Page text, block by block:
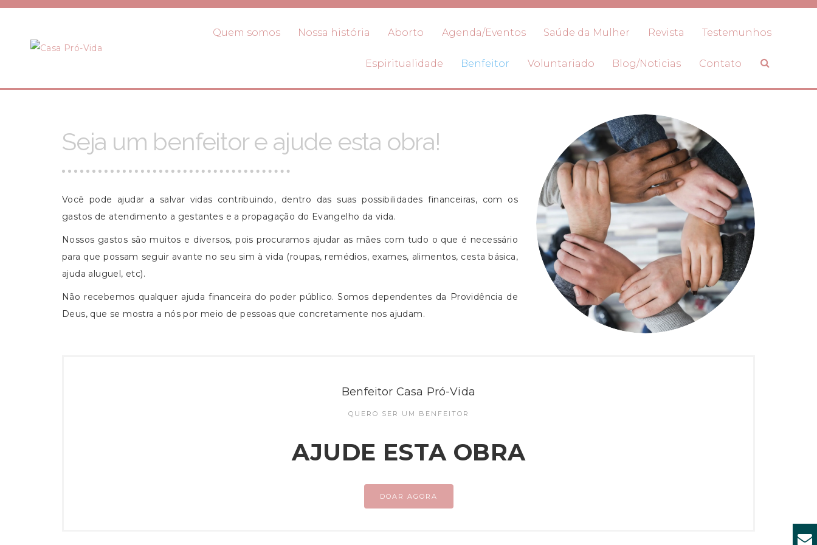
Quem somos Nossa história Aborto Agenda/Eventos Saúde da Mulher Revista Testemunhos
Espiritualidade Benfeitor Voluntariado Blog/Noticias Contato
Seja um benfeitor e ajude esta obra!
Você pode ajudar a salvar vidas contribuindo, dentro das suas possibilidades financeiras, com os
gastos de atendimento a gestantes e a propagação do Evangelho da vida.
Nossos gastos são muitos e diversos, pois procuramos ajudar as mães com tudo o que é necessário
para que possam seguir avante no seu sim à vida (roupas, remédios, exames, alimentos, cesta básica,
ajuda aluguel, etc).
Não recebemos qualquer ajuda financeira do poder público. Somos dependentes da Providência de
Deus, que se mostra a nós por meio de pessoas que concretamente nos ajudam.
Benfeitor Casa Pró-Vida
QUERO SER UM BENFEITOR
AJUDE ESTA OBRA
DOAR AGORA